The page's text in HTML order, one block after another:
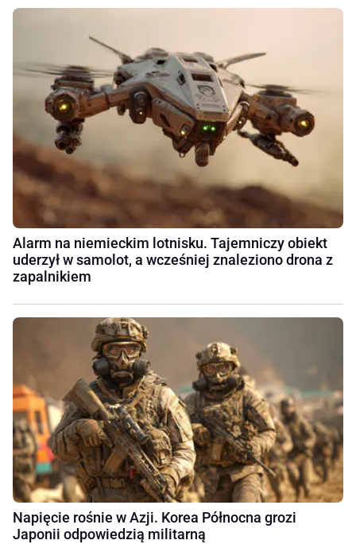
Alarm na niemieckim lotnisku. Tajemniczy obiekt
uderzył w samolot, a wcześniej znaleziono drona z
zapalnikiem
Napięcie rośnie w Azji. Korea Północna grozi
Japonii odpowiedzią militarną